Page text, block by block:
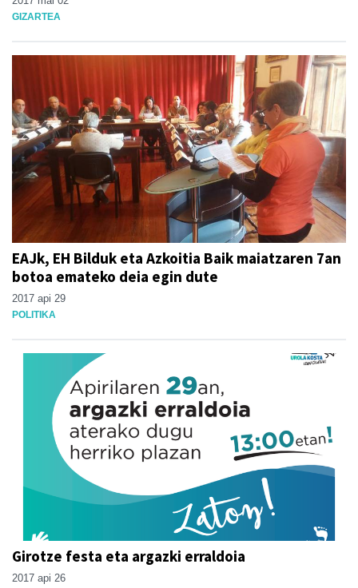
GIZARTEA
EAJk, EH Bilduk eta Azkoitia Baik maiatzaren 7an
botoa emateko deia egin dute
2017 api 29
POLITIKA
Girotze festa eta argazki erraldoia
2017 api 26